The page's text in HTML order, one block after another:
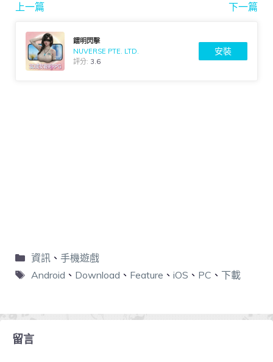
上一篇 下一篇
鐳明閃擊
NUVERSE PTE. LTD.
評分: 3.6
安裝
資訊、 手機遊戲
Android 、 Download 、 Feature 、 iOS 、 PC 、 下載
留言